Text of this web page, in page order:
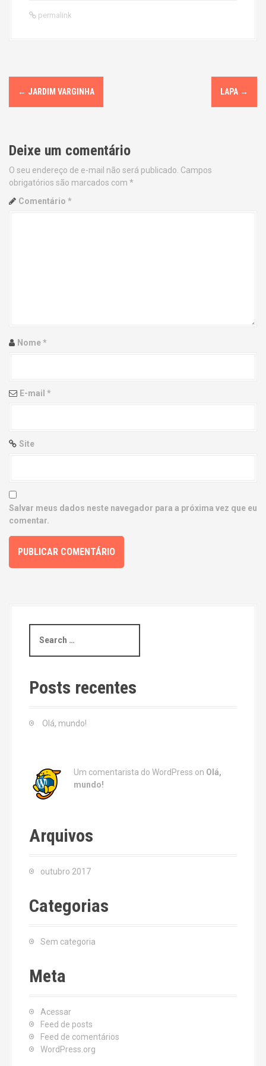
permalink
P
o
t
n
a
i
n
← JARDIM VARGINHA LAPA →
Deixe um comentário
O seu endereço de e-mail não será publicado. Campos
obrigatórios são marcados com *
Comentário *
Nome*
E-mail *
Site
Salvar meus dados neste navegador para a próxima vez que eu
comentar.
a
c
h
Posts recentes
Olá, mundo!
Um comentarista do WordPress on Olá,
mundo!
Arquivos
outubro 2017
Categorias
Sem categoria
Meta
Acessar
Feed de posts
Feed de comentários
WordPress.org